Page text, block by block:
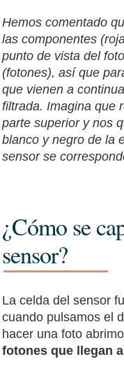
Hemos comentado
las componentes
punto de vista del
(fotones), así que
que vienen a
filtrada. Imagina que
parte superior y nos
blanco y negro de la
sensor se
¿Cómo se
sensor?
La celda del sensor
cuando pulsamos el
hacer una foto
fotones que llegan